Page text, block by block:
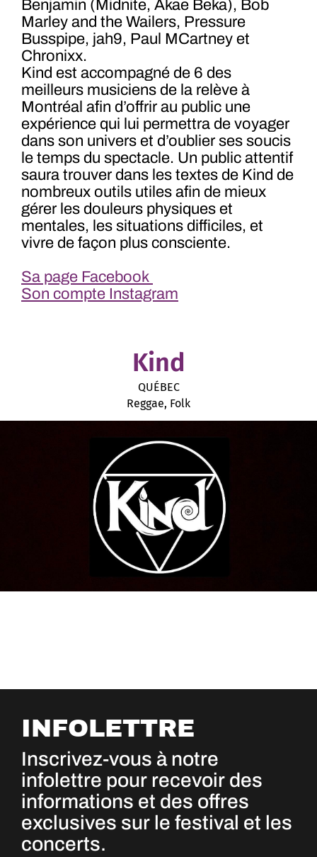
Benjamin (Midnite, Akae Beka), Bob
Marley and the Wailers, Pressure
Busspipe, jah9, Paul MCartney et
Chronixx.
Kind est accompagné de 6 des
meilleurs musiciens de la relève à
Montréal afin d’offrir au public une
expérience qui lui permettra de voyager
dans son univers et d’oublier ses soucis
le temps du spectacle. Un public attentif
saura trouver dans les textes de Kind de
nombreux outils utiles afin de mieux
gérer les douleurs physiques et
mentales, les situations difficiles, et
vivre de façon plus consciente.
Sa page Facebook
Son compte Instagram
Kind
QUÉBEC
Reggae, Folk
INFOLETTRE
Inscrivez-vous à notre
infolettre pour recevoir des
informations et des offres
exclusives sur le festival et les
concerts.